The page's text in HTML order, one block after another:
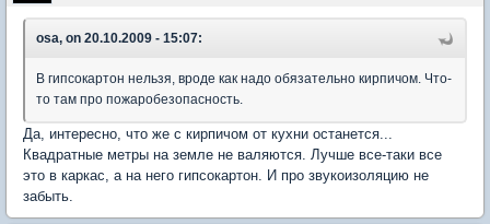
osa, on 20.10.2009 - 15:07:
В гипсокартон нельзя, вроде как надо обязательно кирпичом. Что-
то там про пожаробезопасность.
Да, интересно, что же с кирпичом от кухни останется...
Квадратные метры на земле не валяются. Лучше все-таки все
это в каркас, а на него гипсокартон. И про звукоизоляцию не
забыть.